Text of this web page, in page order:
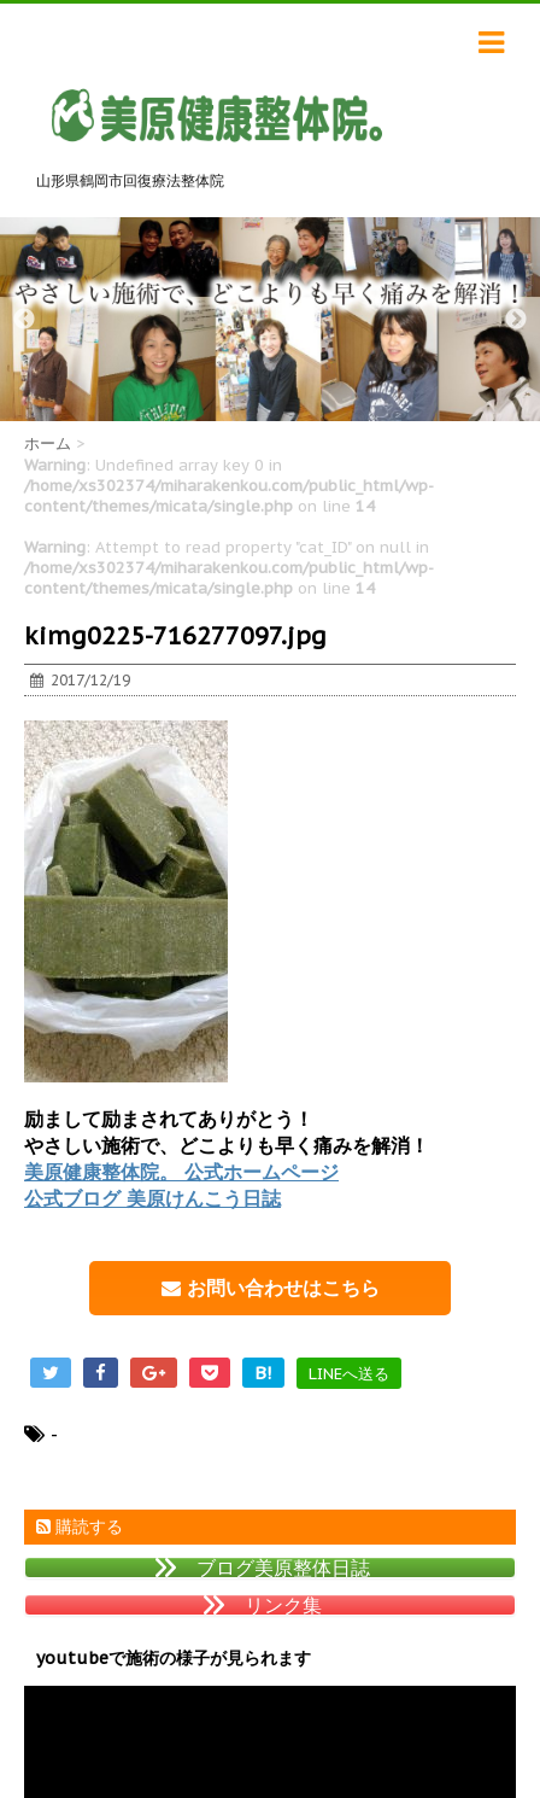
山形県鶴岡市回復療法整体院
ホーム >
Warning: Undefined array key 0 in
/home/xs302374/miharakenkou.com/public_html/wp-
content/themes/micata/single.php on line 14
Warning: Attempt to read property "cat_ID" on null in
/home/xs302374/miharakenkou.com/public_html/wp-
content/themes/micata/single.php on line 14
kimg0225-716277097.jpg
2017/12/19
励まして励まされてありがとう！
やさしい施術で、どこよりも早く痛みを解消！
美原健康整体院。 公式ホームページ
公式ブログ 美原けんこう日誌
お問い合わせはこちら
B! LINEへ送る
-
購読する
ブログ美原整体日誌
リンク集
youtubeで施術の様子が見られます